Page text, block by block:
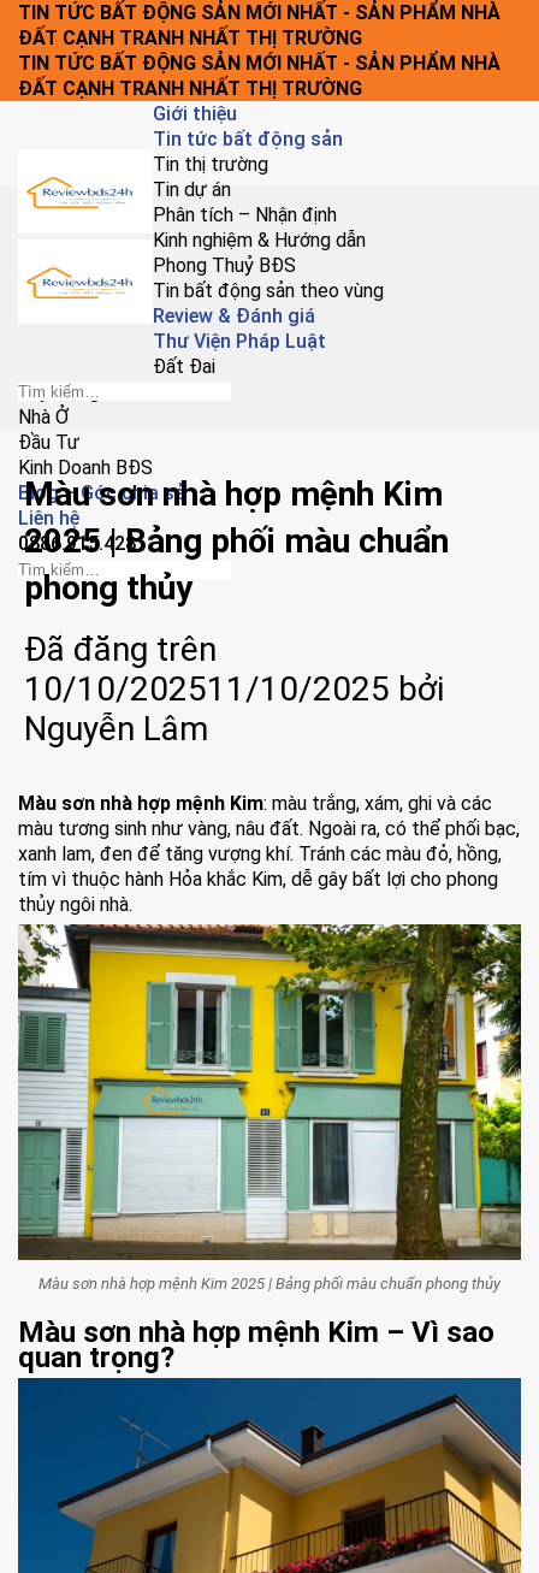
Chuyển
đến
nội
dung
TIN TỨC BẤT ĐỘNG SẢN MỚI NHẤT - SẢN PHẨM NHÀ
ĐẤT CẠNH TRANH NHẤT THỊ TRƯỜNG
TIN TỨC BẤT ĐỘNG SẢN MỚI NHẤT - SẢN PHẨM NHÀ
ĐẤT CẠNH TRANH NHẤT THỊ TRƯỜNG
Giới thiệu
Tin tức bất động sản
Tin thị trường
Tin dự án
Phân tích – Nhận định
Kinh nghiệm & Hướng dẫn
Phong Thuỷ BĐS
Tin bất động sản theo vùng
Review & Đánh giá
Thư Viện Pháp Luật
Đất Đai
Xây Dựng
Nhà Ở
Đầu Tư
Kinh Doanh BĐS
Blog – Góc chia sẻ
Liên hệ
0886.915.428
Màu sơn nhà hợp mệnh Kim
2025 | Bảng phối màu chuẩn
phong thủy
Đã đăng trên
10/10/202511/10/2025 bởi
Nguyễn Lâm
Màu sơn nhà hợp mệnh Kim: màu trắng, xám, ghi và các
màu tương sinh như vàng, nâu đất. Ngoài ra, có thể phối bạc,
xanh lam, đen để tăng vượng khí. Tránh các màu đỏ, hồng,
tím vì thuộc hành Hỏa khắc Kim, dễ gây bất lợi cho phong
thủy ngôi nhà.
Màu sơn nhà hợp mệnh Kim 2025 | Bảng phối màu chuẩn phong thủy
Màu sơn nhà hợp mệnh Kim – Vì sao
quan trọng?